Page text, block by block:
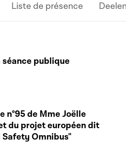
Liste de présence
publique
n°95 de Mme Joëlle
du projet européen dit
Safety Omnibus"